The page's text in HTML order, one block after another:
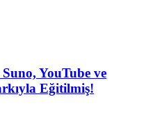
YouTube ve
Eğitilmiş!